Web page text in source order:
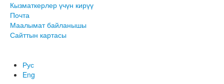
Кызматкерлер үчүн кирүү
Почта
Маалымат байланышы
Сайттын картасы
Рус
Eng